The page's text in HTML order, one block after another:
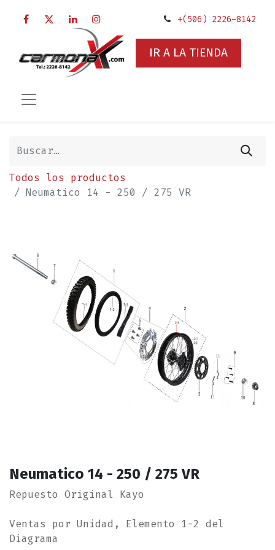
+(506) 2226-8142
IR A LA TIENDA
Todos los productos
Neumatico 14 - 250 / 275 VR
Neumatico 14 - 250 / 275 VR
Repuesto Original Kayo
Ventas por Unidad, Elemento 1-2 del
Diagrama